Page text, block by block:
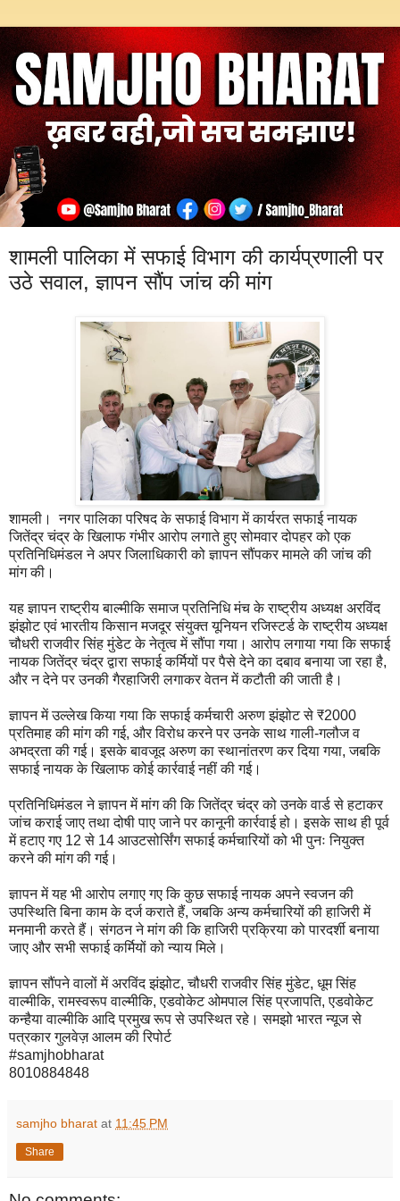
शामली पालिका में सफाई विभाग की कार्यप्रणाली पर
उठे सवाल, ज्ञापन सौंप जांच की मांग
शामली। नगर पालिका परिषद के सफाई विभाग में कार्यरत सफाई नायक
जितेंद्र चंद्र के खिलाफ गंभीर आरोप लगाते हुए सोमवार दोपहर को एक
प्रतिनिधिमंडल ने अपर जिलाधिकारी को ज्ञापन सौंपकर मामले की जांच की
मांग की।
यह ज्ञापन राष्ट्रीय बाल्मीकि समाज प्रतिनिधि मंच के राष्ट्रीय अध्यक्ष अरविंद
झंझोट एवं भारतीय किसान मजदूर संयुक्त यूनियन रजिस्टर्ड के राष्ट्रीय अध्यक्ष
चौधरी राजवीर सिंह मुंडेट के नेतृत्व में सौंपा गया। आरोप लगाया गया कि सफाई
नायक जितेंद्र चंद्र द्वारा सफाई कर्मियों पर पैसे देने का दबाव बनाया जा रहा है,
और न देने पर उनकी गैरहाजिरी लगाकर वेतन में कटौती की जाती है।
ज्ञापन में उल्लेख किया गया कि सफाई कर्मचारी अरुण झंझोट से ₹2000
प्रतिमाह की मांग की गई, और विरोध करने पर उनके साथ गाली-गलौज व
अभद्रता की गई। इसके बावजूद अरुण का स्थानांतरण कर दिया गया, जबकि
सफाई नायक के खिलाफ कोई कार्रवाई नहीं की गई।
प्रतिनिधिमंडल ने ज्ञापन में मांग की कि जितेंद्र चंद्र को उनके वार्ड से हटाकर
जांच कराई जाए तथा दोषी पाए जाने पर कानूनी कार्रवाई हो। इसके साथ ही पूर्व
में हटाए गए 12 से 14 आउटसोर्सिंग सफाई कर्मचारियों को भी पुनः नियुक्त
करने की मांग की गई।
ज्ञापन में यह भी आरोप लगाए गए कि कुछ सफाई नायक अपने स्वजन की
उपस्थिति बिना काम के दर्ज कराते हैं, जबकि अन्य कर्मचारियों की हाजिरी में
मनमानी करते हैं। संगठन ने मांग की कि हाजिरी प्रक्रिया को पारदर्शी बनाया
जाए और सभी सफाई कर्मियों को न्याय मिले।
ज्ञापन सौंपने वालों में अरविंद झंझोट, चौधरी राजवीर सिंह मुंडेट, धूम सिंह
वाल्मीकि, रामस्वरूप वाल्मीकि, एडवोकेट ओमपाल सिंह प्रजापति, एडवोकेट
कन्हैया वाल्मीकि आदि प्रमुख रूप से उपस्थित रहे। समझो भारत न्यूज से
पत्रकार गुलवेज़ आलम की रिपोर्ट
#samjhobharat
8010884848
samjho bharat at 11:45 PM
Share